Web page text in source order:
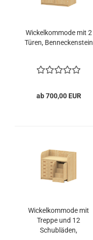
Wickelkommode mit 2
Türen, Benneckenstein
ab 700,00 EUR
Wickelkommode mit
Treppe und 12
Schubläden,